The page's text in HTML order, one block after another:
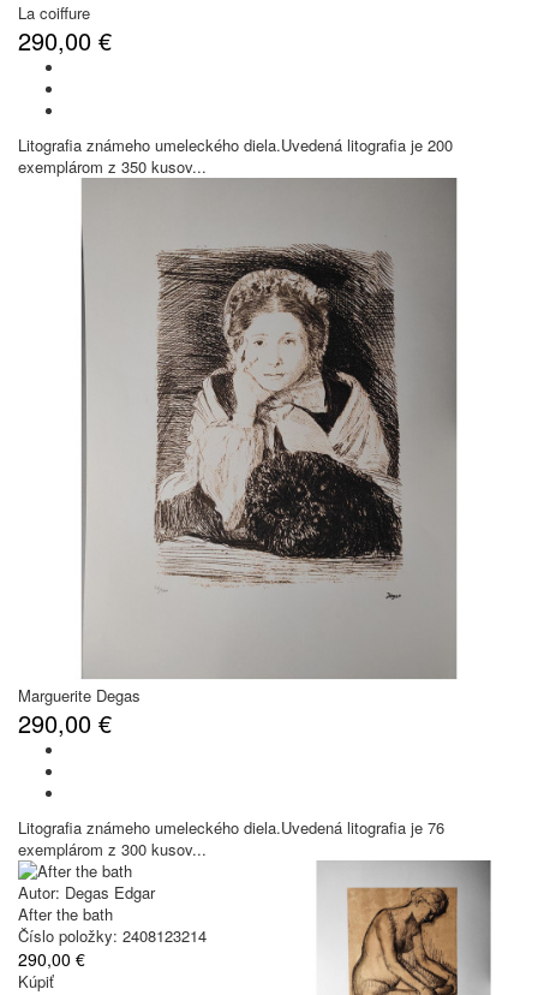
La coiffure
290,00 €
Litografia známeho umeleckého diela.Uvedená litografia je 200
exemplárom z 350 kusov...
Marguerite Degas
290,00 €
Litografia známeho umeleckého diela.Uvedená litografia je 76
exemplárom z 300 kusov...
Autor: Degas Edgar
After the bath
Číslo položky: 2408123214
290,00 €
Kúpiť